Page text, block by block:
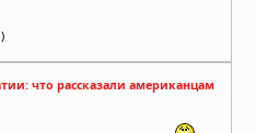
)
что рассказали американцам